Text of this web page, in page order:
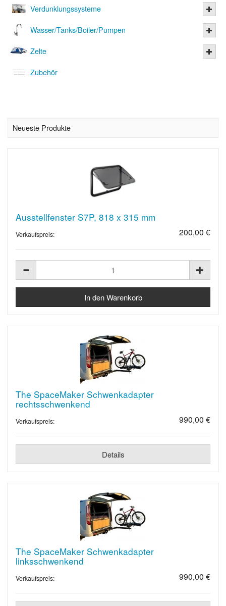
Verdunklungssysteme
Wasser/Tanks/Boiler/Pumpen
Zelte
Zubehör
Neueste Produkte
Ausstellfenster S7P, 818 x 315 mm
Verkaufspreis: 200,00 €
The SpaceMaker Schwenkadapter
rechtsschwenkend
Verkaufspreis: 990,00 €
Details
The SpaceMaker Schwenkadapter
linksschwenkend
Verkaufspreis: 990,00 €